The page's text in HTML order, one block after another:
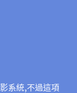
系統,不過這項